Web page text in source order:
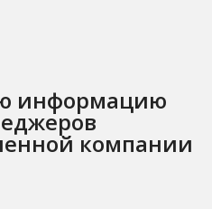
информацию
компании